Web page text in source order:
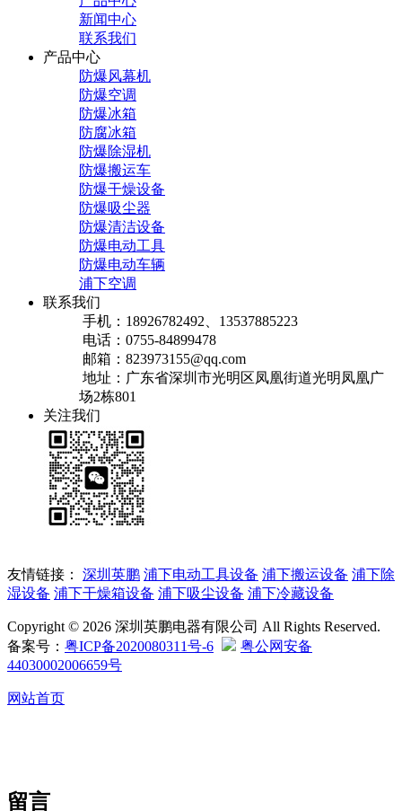
新闻中心
联系我们
产品中心
防爆风幕机
防爆空调
防爆冰箱
防腐冰箱
防爆除湿机
防爆搬运车
防爆干燥设备
防爆吸尘器
防爆清洁设备
防爆电动工具
防爆电动车辆
浦下空调
联系我们
手机：18926782492、13537885223
电话：0755-84899478
邮箱：823973155@qq.com
地址：广东省深圳市光明区凤凰街道光明凤凰广
场2栋801
关注我们
友情链接： 深圳英鹏 浦下电动工具设备 浦下搬运设备 浦下除
湿设备 浦下干燥箱设备 浦下吸尘设备 浦下冷藏设备
Copyright © 2026 深圳英鹏电器有限公司 All Rights Reserved.
备案号： 粤ICP备2020080311号-6
粤公网安备
44030002006659号
网站首页
留言